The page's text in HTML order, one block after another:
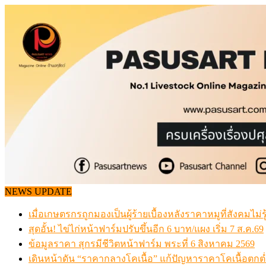
content
NEWS UPDATE
เมื่อเกษตรกรถูกมองเป็นผู้ร้ายเบื้องหลังราคาหมูที่สังคมไม่
สุดอั้น! ไข่ไก่หน้าฟาร์มปรับขึ้นอีก 6 บาท/แผง เริ่ม 7 ส.ค.69
ข้อมูลราคา สุกรมีชีวิตหน้าฟาร์ม พระที่ 6 สิงหาคม 2569
เดินหน้าดัน “ราคากลางโคเนื้อ” แก้ปัญหาราคาโคเนื้อตก